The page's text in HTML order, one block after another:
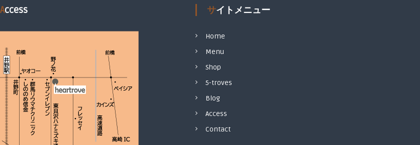
Access サイトメニュー
Home
Menu
Shop
5-troves
Blog
Access
Contact